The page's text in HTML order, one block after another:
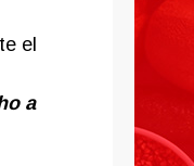
el
a